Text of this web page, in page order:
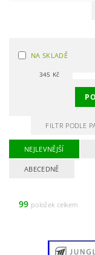
NA SKLADĚ
345 Kč
FILTR PODLE
NEJLEVNĚJŠÍ
ABECEDNĚ
99 položek celkem